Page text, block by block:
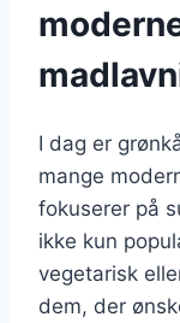
I dag er
mange
fokuserer på
ikke kun
vegetarisk
dem, der